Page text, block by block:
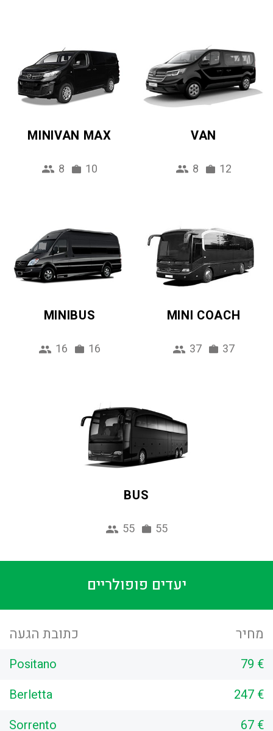
MINIVAN MAX
8 10
VAN
8 12
MINIBUS
16 16
MINI COACH
37 37
BUS
55 55
יעדים פופולריים
כתובת הגעה מחיר
Positano
79 €
Berletta
247 €
Sorrento
67 €